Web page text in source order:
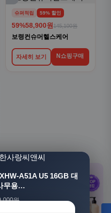
슈퍼적립 59% 할인
59%58,900원 145,100원
보령컨슈머헬스케어
자세히 보기 N쇼핑구매
활성엽산 임신준비 임산
정, 4개
원
A51A U5 16GB 대
무용…
원